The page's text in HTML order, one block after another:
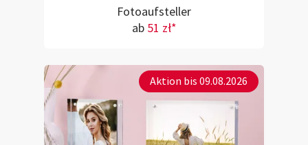
Fotoaufsteller
ab 51 zł*
Aktion bis 09.08.2026